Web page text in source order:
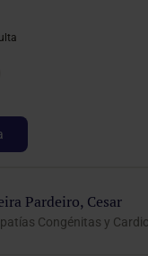
Pardeiro, Cesar